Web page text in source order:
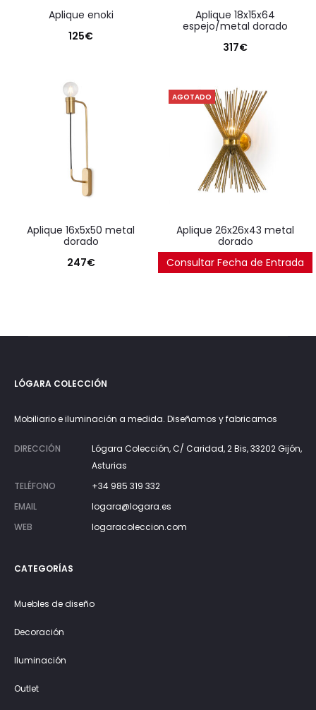
aplique enoki
125€
aplique 18x15x64
espejo/metal dorado
317€
aplique 16x5x50 metal
dorado
247€
AGOTADO
aplique 26x26x43 metal
dorado
220€
Consultar Fecha de Entrada
LÓGARA COLECCIÓN
Mobiliario e iluminación a medida. Diseñamos y fabricamos
DIRECCIÓN
Lógara Colección, C/ Caridad, 2 Bis, 33202 Gijón,
Asturias
TELÉFONO
+34 985 319 332
EMAIL
logara@logara.es
WEB
logaracoleccion.com
CATEGORÍAS
Muebles de diseño
Decoración
Iluminación
Outlet